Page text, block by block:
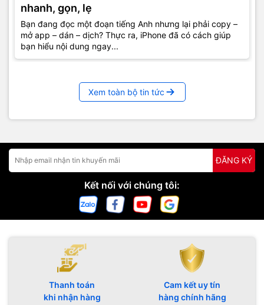
nhanh, gọn, lẹ
Bạn đang đọc một đoạn tiếng Anh nhưng lại phải copy –
mở app – dán – dịch? Thực ra, iPhone đã có cách giúp
bạn hiểu nội dung ngay...
Xem toàn bộ tin tức
ĐĂNG KÝ
Kết nối với chúng tôi:
Thanh toán
khi nhận hàng
Cam kết uy tín
hàng chính hãng